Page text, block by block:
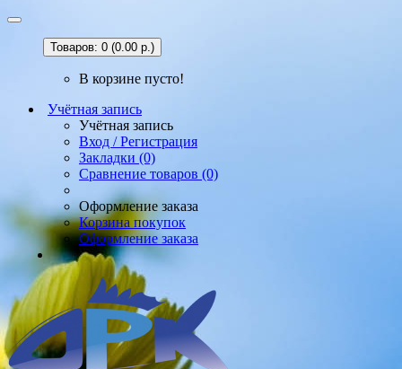
Товаров: 0 (0.00 р.)
В корзине пусто!
Учётная запись
Учётная запись
Вход / Регистрация
Закладки (0)
Сравнение товаров (0)
Оформление заказа
Корзина покупок
Оформление заказа